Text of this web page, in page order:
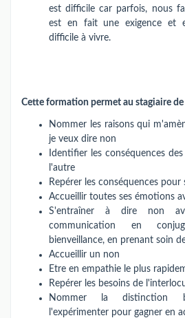
est difficile car parfois, nous
est en fait une exigence et
difficile à vivre.
Cette formation permet au stagiaire de
Nommer les raisons qui
je veux dire non
Identifier les conséquences
l'autre
Repérer les conséquences pour
Accueillir toutes ses émotions
S'entraîner à dire non
communication en
bienveillance, en prenant soin
Accueillir un non
Etre en empathie le plus
Repérer les besoins de
Nommer la distinction
l'expérimenter pour gagner en